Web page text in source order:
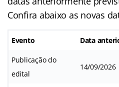
Confira abaixo as novas
Evento Data
Publicação do
edital
14/09/2026